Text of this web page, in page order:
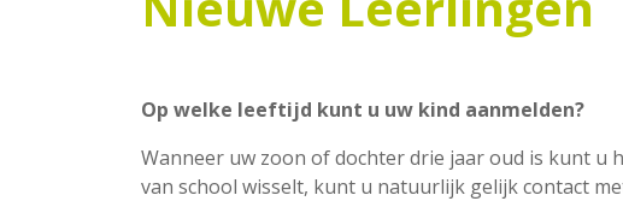
Op welke leeftijd kunt u uw kind aanmelden?
Wanneer uw zoon of dochter drie jaar oud is kunt u
van school wisselt, kunt u natuurlijk gelijk contact